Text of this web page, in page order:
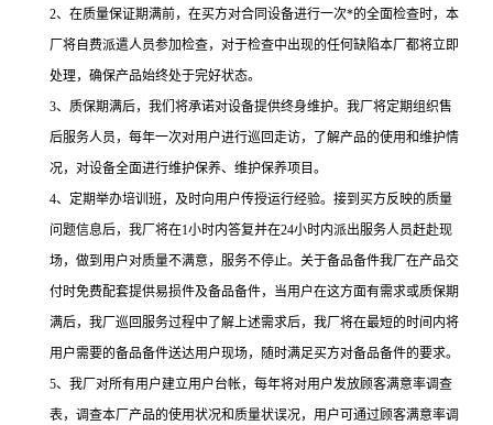
2、在质量保证期满前，在买方对合同设备进行一次*的全面检查时，本
厂将自费派遣人员参加检查，对于检查中出现的任何缺陷本厂都将立即
处理，确保产品始终处于完好状态。
3、质保期满后，我们将承诺对设备提供终身维护。我厂将定期组织售
后服务人员，每年一次对用户进行巡回走访，了解产品的使用和维护情
况，对设备全面进行维护保养、维护保养项目。
4、定期举办培训班，及时向用户传授运行经验。接到买方反映的质量
问题信息后，我厂将在1小时内答复并在24小时内派出服务人员赶赴现
场，做到用户对质量不满意，服务不停止。关于备品备件我厂在产品交
付时免费配套提供易损件及备品备件，当用户在这方面有需求或质保期
满后，我厂巡回服务过程中了解上述需求后，我厂将在最短的时间内将
用户需要的备品备件送达用户现场，随时满足买方对备品备件的要求。
5、我厂对所有用户建立用户台帐，每年将对用户发放顾客满意率调查
表，调查本厂产品的使用状况和质量状误况，用户可通过顾客满意率调